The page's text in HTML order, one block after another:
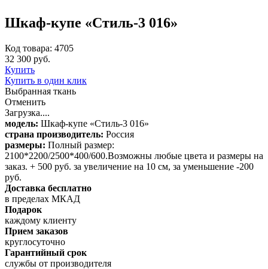
Шкаф-купе «Стиль-3 016»
Код товара: 4705
32 300 руб.
Купить
Купить в один клик
Выбранная ткань
Отменить
Загрузка....
модель: Шкаф-купе «Стиль-3 016»
страна производитель: Россия
размеры: Полный размер:
2100*2200/2500*400/600.Возможны любые цвета и размеры на
заказ. + 500 руб. за увеличение на 10 см, за уменьшение -200
руб.
Доставка бесплатно
в пределах МКАД
Подарок
каждому клиенту
Прием заказов
круглосуточно
Гарантийный срок
службы от производителя